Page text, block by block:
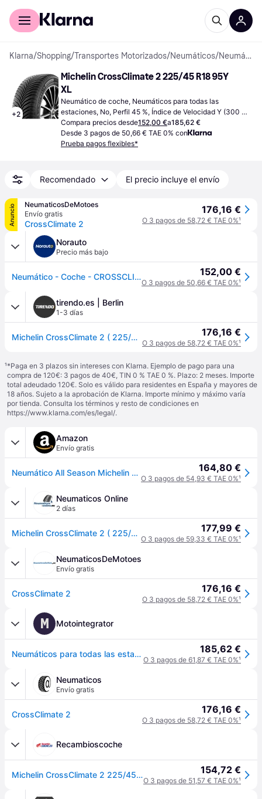
Comprar con Klarna
Klarna/Shopping/Transportes Motorizados/Neumáticos/ Neumáticos de coche
+2
Michelin CrossClimate 2 225/45 R18 95Y
XL
Neumático de coche, Neumáticos para todas las
estaciones, No, Perfil 45 %, Índice de Velocidad Y (300
km/h)
Compara precios desde152,00 €a185,62 €
Desde 3 pagos de 50,66 € TAE 0% con
Prueba pagos flexibles*
Recomendado El precio incluye el envío
Anuncio
NeumaticosDeMotoes
Envío gratis
CrossClimate 2
176,16 €
O 3 pagos de 58,72 € TAE 0%¹
Norauto
Precio más bajo
Neumático - Coche - CROSSCLIMATE 2 - Michelin - 225-45-18-95-Y 152,00 €
O 3 pagos de 50,66 € TAE 0%¹
tirendo.es | Berlin
1-3 días
Michelin CrossClimate 2 ( 225/45 R18 95Y XL EV Suitable, con cordón de protección de llanta (FSL) ) - negro 176,16 €
O 3 pagos de 58,72 € TAE 0%¹
¹*Paga en 3 plazos sin intereses con Klarna. Ejemplo de pago para una
compra de 120€: 3 pagos de 40€, TIN 0 % TAE 0 %. Plazo: 2 meses. Importe
total adeudado 120€. Solo es válido para residentes en España y mayores de
18 años. Sujeto a la aprobación de Klarna. Importe mínimo y máximo varía
por tienda. Consulta los términos y resto de condiciones en
https://www.klarna.com/es/legal/.
Amazon
Envío gratis
Neumático All Season Michelin CROSSCLIMATE 2 225/45R18 95Y XL 164,80 €
O 3 pagos de 54,93 € TAE 0%¹
Neumaticos Online
2 días
Michelin CrossClimate 2 ( 225/45 R18 95Y XL EV Suitable, con cordón de protección de llanta (FSL) ) 177,99 €
O 3 pagos de 59,33 € TAE 0%¹
NeumaticosDeMotoes
Envío gratis
CrossClimate 2 176,16 €
O 3 pagos de 58,72 € TAE 0%¹
M Motointegrator
Neumáticos para todas las estaciones MICHELIN CrossClimate 2 225/45R18 XL 95Y 185,62 €
O 3 pagos de 61,87 € TAE 0%¹
Neumaticos
Envío gratis
CrossClimate 2 176,16 €
O 3 pagos de 58,72 € TAE 0%¹
Recambioscoche
Michelin CrossClimate 2 225/45 R18 95Y coche de turismo Neumáticos para todas las estaciones Neumáticos 608021 154,72 €
O 3 pagos de 51,57 € TAE 0%¹